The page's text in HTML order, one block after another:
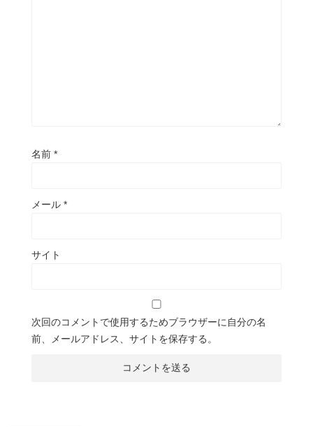
名前 *
メール *
サイト
次回のコメントで使用するためブラウザーに自分の名
前、メールアドレス、サイトを保存する。